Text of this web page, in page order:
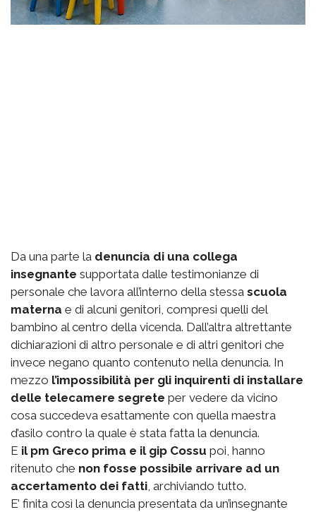
Da una parte la denuncia di una collega
insegnante supportata dalle testimonianze di
personale che lavora all’interno della stessa scuola
materna e di alcuni genitori, compresi quelli del
bambino al centro della vicenda. Dall’altra altrettante
dichiarazioni di altro personale e di altri genitori che
invece negano quanto contenuto nella denuncia. In
mezzo l’impossibilità per gli inquirenti di installare
delle telecamere segrete per vedere da vicino
cosa succedeva esattamente con quella maestra
d’asilo contro la quale è stata fatta la denuncia.
E il pm Greco prima e il gip Cossu poi, hanno
ritenuto che non fosse possibile arrivare ad un
accertamento dei fatti, archiviando tutto.
E’ finita così la denuncia presentata da un’insegnante